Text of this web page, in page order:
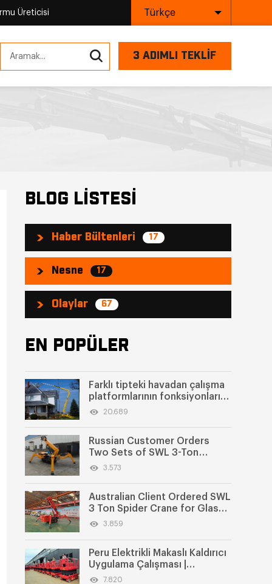
Üreticisi Türkçe
3 ADIMLI TEKLİF
BLOG LİSTESİ
Haber Bültenleri 17
Nesne 17
Olaylar 67
EN POPÜLER
Farklı tipteki havadan çalışma
platformlarının fonksiyonları
ve uygulama senaryoları
20.689
Russian Customer Orders
Two Sets of SWL 3-Ton
Spider Cranes
3.573
Australian Client Ordered SWL
3 Ton Spider Crane for Glass
Lifting
3.859
Peru Elektrikli Makaslı Kaldırıcı
Uygulama Çalışması |
SWGTJZ1214 Endüstriyel Park
7.820